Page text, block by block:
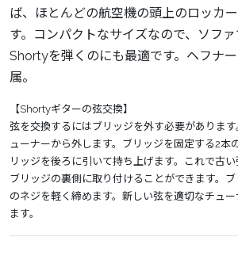
ば、ほとんどの航空機の頭上のロッカ
す。コンパクトなサイズなので、ソフ
Shortyを弾くのにも最適です。ヘフナ
属。
【Shortyギターの弦交換】
弦を交換するにはブリッジを外す必要がありま
ューナーから外します。ブリッジを固定する2本
リッジを後ろに引いて持ち上げます。これで古
ブリッジの裏側に取り付けることができます。
のネジを軽く締めます。新しい弦を適切なチュ
ます。